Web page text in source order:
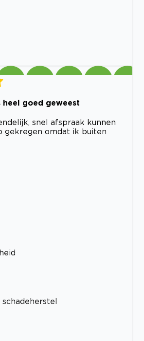
goed geweest
snel afspraak kunnen
gekregen omdat ik buiten